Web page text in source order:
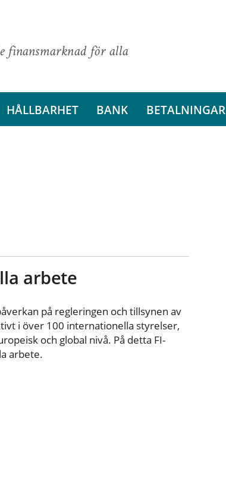
finansmarknad för alla
HÅLLBARHET BANK BETALNINGAR
arbete
på regleringen och tillsynen av
i över 100 internationella styrelser,
och global nivå. På detta FI-
arbete.